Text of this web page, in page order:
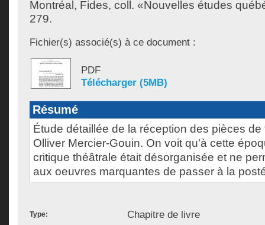
Montréal, Fides, coll. «Nouvelles études
279.
Fichier(s) associé(s) à ce document :
PDF
Télécharger (5MB)
Résumé
Étude détaillée de la réception des pièces de
Olliver Mercier-Gouin. On voit qu'à cette
critique théâtrale était désorganisée et ne
aux oeuvres marquantes de passer à la
Type: Chapitre de livre